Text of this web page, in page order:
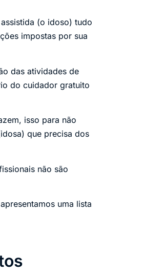
(o idoso) tudo
impostas por sua
das atividades de
do cuidador gratuito
isso para não
que precisa dos
não são
uma lista